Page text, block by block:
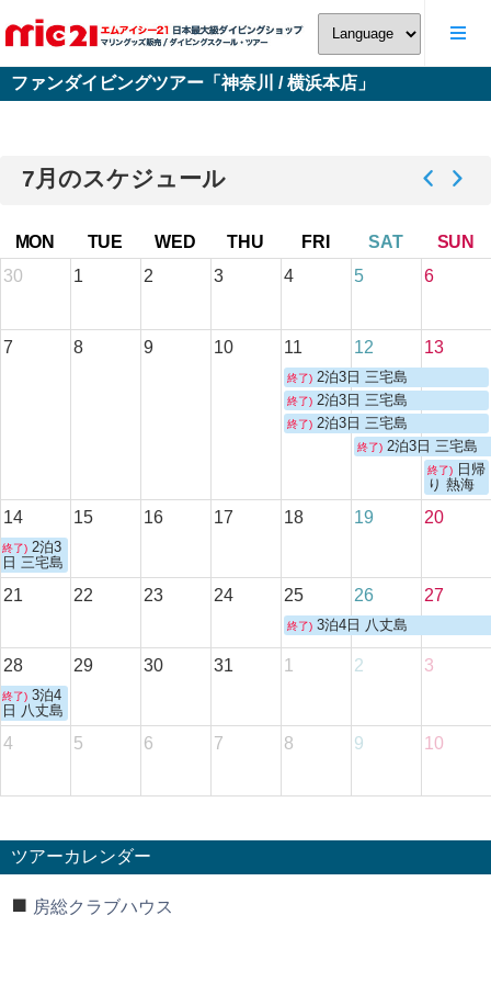
ファンダイビングツアー「神奈川 / 横浜本店」
7月のスケジュール
MON TUE WED THU FRI SAT
SUN
30
1 2 3 4 5 6
7 8 9 10 11 12 13
終了)2泊3日 三宅島
終了)2泊3日 三宅島
終了)2泊3日 三宅島
終了)2泊3日 三宅島
終了)日帰
り 熱海
14 15 16 17 18 19 20
終了)2泊3
日 三宅島
21 22 23 24 25 26 27
終了)3泊4日 八丈島
28 29 30 31 1 2 3
終了)3泊4
日 八丈島
4 5 6 7 8 9 10
ツアーカレンダー
房総クラブハウス